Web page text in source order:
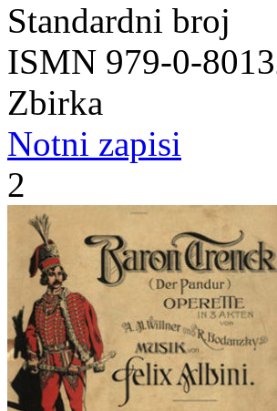
Standardni broj
ISMN 979-0-
Zbirka
Notni zapisi
2